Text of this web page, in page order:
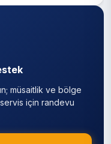
müsaitlik ve bölge
için randevu